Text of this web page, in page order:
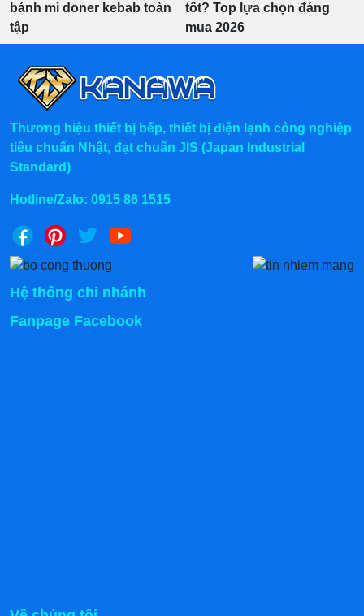
bánh mì doner kebab toàn
tập
tốt? Top lựa chọn đáng
mua 2026
Thương hiệu thiết bị bếp, thiết bị điện lạnh công nghiệp
tiêu chuẩn Nhật, đạt chuẩn JIS (Japan Industrial
Standard)
Hotline/Zalo: 0915 86 1515
Hệ thống chi nhánh
Fanpage Facebook